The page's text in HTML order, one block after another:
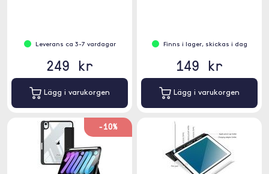
Leverans ca 3-7 vardagar
249 kr
Lägg i varukorgen
Finns i lager, skickas i dag
149 kr
Lägg i varukorgen
-10%